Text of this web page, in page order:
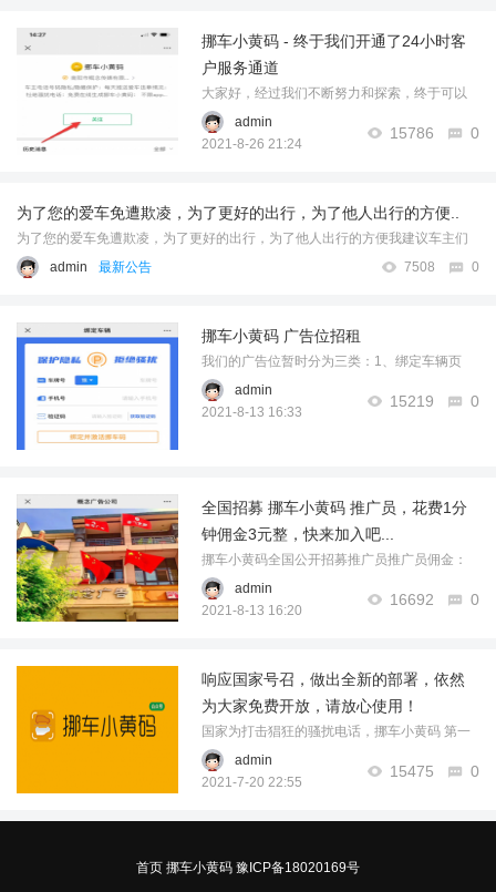
挪车小黄码 - 终于我们开通了24小时客
户服务通道
大家好，经过我们不断努力和探索，终于可以
跟大家24小时不间断沟通服务了！ 1. 首先我们
需要先关注微信公众号：挪车小黄码 ，也可以
admin
2021-8-26 21:24
15786 0
为了您的爱车免遭欺凌，为了更好的出行，为了他人出行的方便..
为了您的爱车免遭欺凌，为了更好的出行，为了他人出行的方便我建议车主们
可以把自己爱车添加在我们的平台上，这样你们的爱车就永久在我们的平台保
admin 最新公告 7508 0
挪车小黄码 广告位招租
我们的广告位暂时分为三类：1、绑定车辆页
面，车主必见广告位；广告位效果2、车辆信息
展示及联系方式页面，挪车主必见广告位；广
admin
2021-8-13 16:33
15219 0
全国招募 挪车小黄码 推广员，花费1分
钟佣金3元整，快来加入吧...
挪车小黄码全国公开招募推广员推广员佣金：
一、免费推广员1、最低推广：20人/车；2、推
广佣金：1元/人/车；3、领取佣金：满10元，即
admin
2021-8-13 16:20
16692 0
响应国家号召，做出全新的部署，依然
为大家免费开放，请放心使用！
国家为打击猖狂的骚扰电话，挪车小黄码 第一
时间参与其中，950开头的虚拟来电号码已全部
取消，改为11位正常手机号码（170、171 号
admin
2021-7-20 22:55
15475 0
首页 挪车小黄码 豫ICP备18020169号